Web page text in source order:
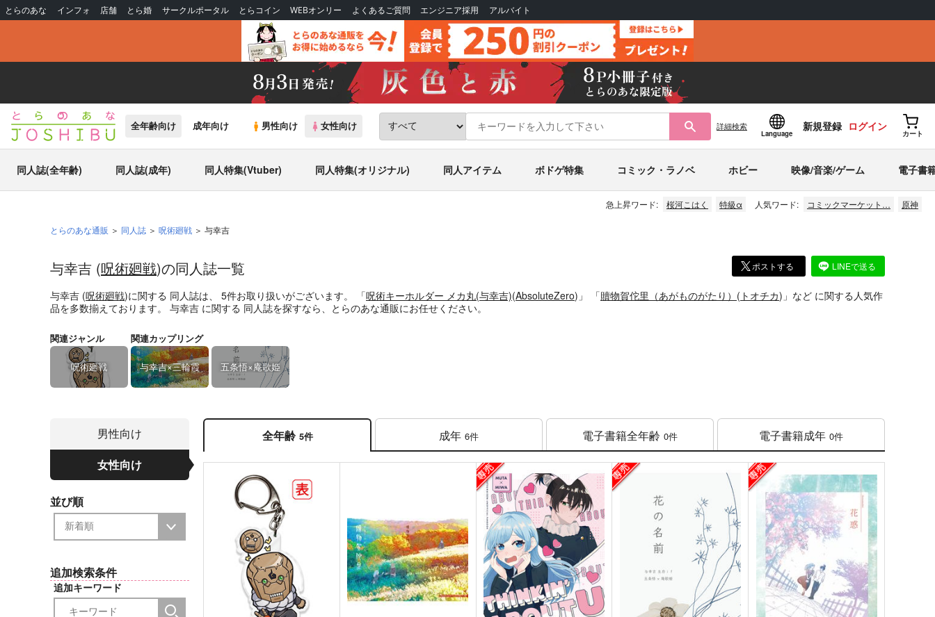
とらのあな インフォ 店舗 とら婚 サークルポータル とらコイン WEBオンリー よくあるご質問 エンジニア採用 アルバイト
全年齢向け 成年向け 男性向け 女性向け 詳細検索
Language
新規登録 ログイン
カート
同人誌(全年齢) 同人誌(成年) 同人特集(Vtuber) 同人特集(オリジナル) 同人アイテム ボドゲ特集 コミック・ラノベ ホビー 映像/音楽/ゲーム 電子書
急上昇ワード: 桜河こはく 特級α 人気ワード: コミックマーケット… 原神
とらのあな通販 同人誌 呪術廻戦 与幸吉
ポストする LINEで送る
与幸吉 (呪術廻戦)の同人誌一覧
与幸吉 (呪術廻戦)に関する 同人誌は、 5件お取り扱いがございます。 「呪術キーホルダー メカ丸(与幸吉)(AbsoluteZero)」 「贖物賀佗里（あがものがたり） ( トオチカ)」 など に関する人気作
品を多数揃えております。 与幸吉 に関する 同人誌を探すなら、とらのあな通販にお任せください。
関連ジャンル
呪術廻戦
関連カップリング
与幸吉×三輪霞 五条悟×庵歌姫
男性向け
女性向け
並び順
追加検索条件
追加キーワード
全年齢 5件 成年 6件 電子書籍全年齢 0件 電子書籍成年 0件